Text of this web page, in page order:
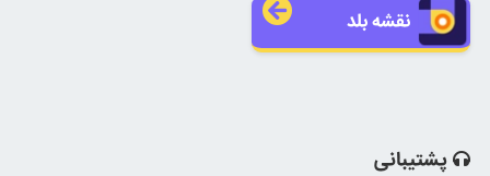
نقشه بلد
پشتیبانی